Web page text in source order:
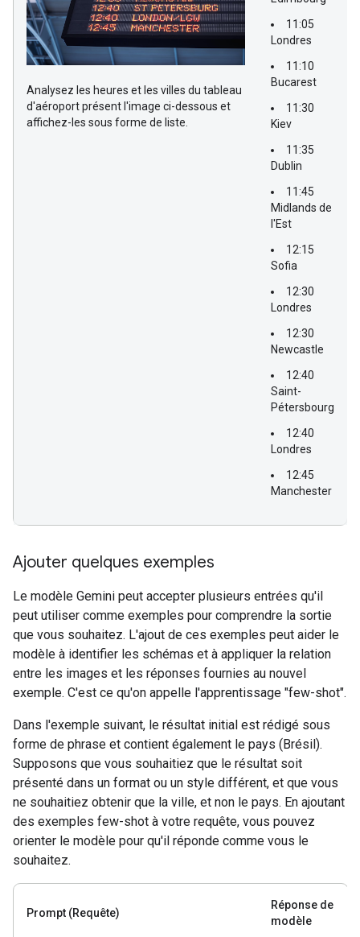
Analysez les heures et les villes du tableau
d'aéroport présent l'image ci-dessous et
affichez-les sous forme de liste.
11:05
Londres
11:10
Bucarest
11:30
Kiev
11:35
Dublin
11:45
Midlands de
l'Est
12:15
Sofia
12:30
Londres
12:30
Newcastle
12:40
Saint-
Pétersbourg
12:40
Londres
12:45
Manchester
Ajouter quelques exemples
Le modèle Gemini peut accepter plusieurs entrées qu'il
peut utiliser comme exemples pour comprendre la sortie
que vous souhaitez. L'ajout de ces exemples peut aider le
modèle à identifier les schémas et à appliquer la relation
entre les images et les réponses fournies au nouvel
exemple. C'est ce qu'on appelle l'apprentissage "few-shot".
Dans l'exemple suivant, le résultat initial est rédigé sous
forme de phrase et contient également le pays (Brésil).
Supposons que vous souhaitiez que le résultat soit
présenté dans un format ou un style différent, et que vous
ne souhaitiez obtenir que la ville, et non le pays. En ajoutant
des exemples few-shot à votre requête, vous pouvez
orienter le modèle pour qu'il réponde comme vous le
souhaitez.
Prompt (Requête)
Réponse de
modèle